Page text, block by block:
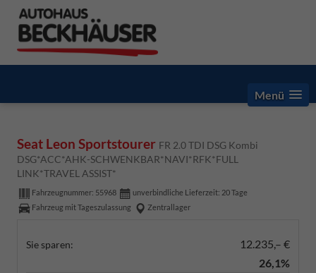
Menü
Seat Leon Sportstourer FR 2.0 TDI DSG Kombi
DSG*ACC*AHK-SCHWENKBAR*NAVI*RFK*FULL
LINK*TRAVEL ASSIST*
Fahrzeugnummer: 55968 unverbindliche Lieferzeit: 20 Tage
Fahrzeug mit Tageszulassung
Zentrallager
Sie sparen:
12.235,– €
26,1%